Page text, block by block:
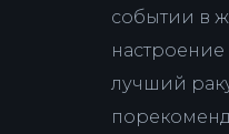
событии в
лучший